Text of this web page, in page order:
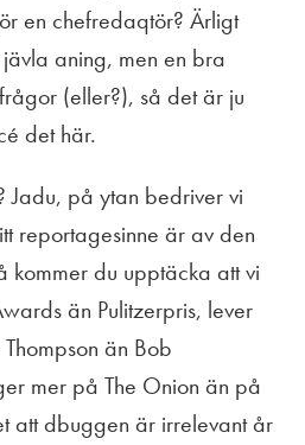
en chefredaqtör? Ärligt
aning, men en bra
(eller?), så det är ju
det här.
Jadu, på ytan bedriver vi
reportagesinne är av den
kommer du upptäcka att vi
än Pulitzerpris, lever
än Bob
mer på The Onion än på
att dbuggen är irrelevant år